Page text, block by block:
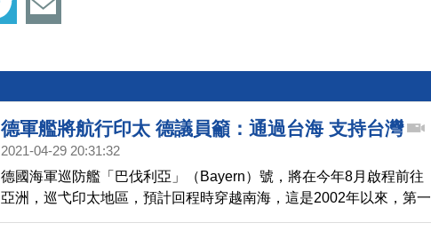
德軍艦將航行印太 德議員籲：通過台海 支持台灣
2021-04-29 20:31:32
德國海軍巡防艦「巴伐利亞」（Bayern）號，將在今年8月啟程前往
亞洲，巡弋印太地區，預計回程時穿越南海，這是2002年以來，第一
艘在南海航行的德國軍艦。不過德國媒體《世界報週日版》25日報